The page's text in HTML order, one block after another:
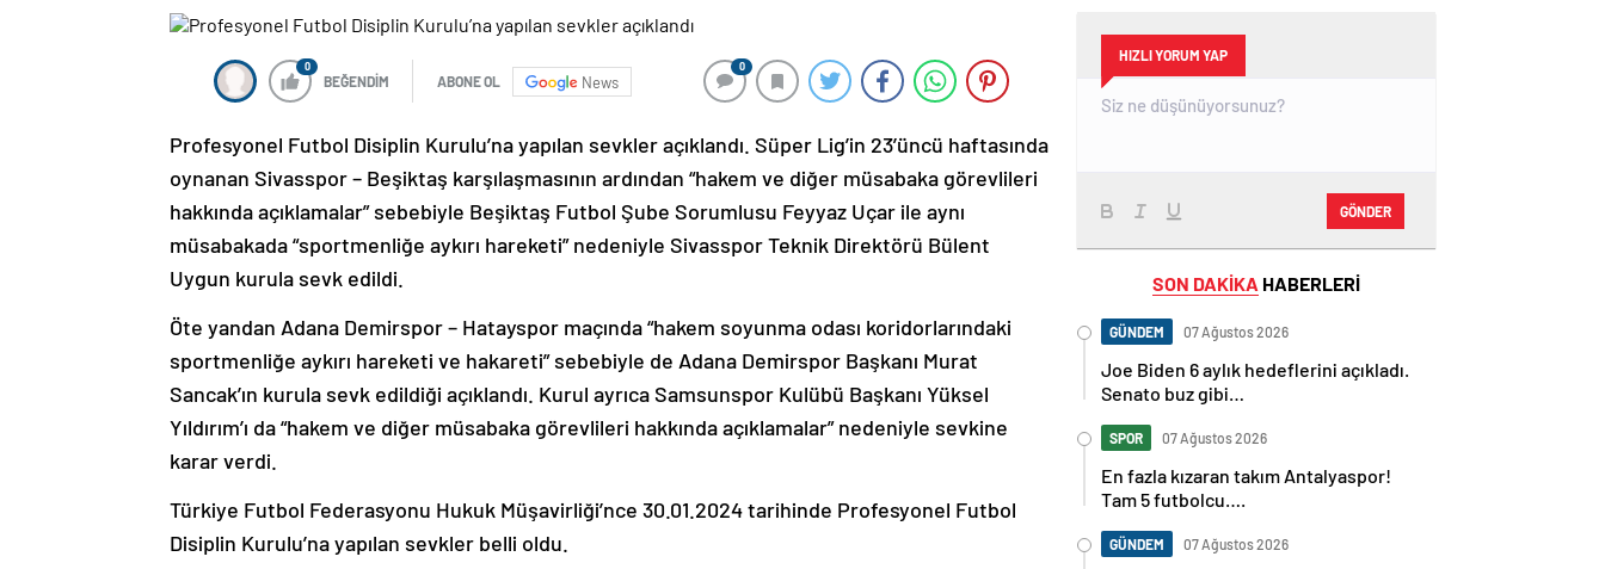
0
BEĞENDİM ABONE OL News
0
Profesyonel Futbol Disiplin Kurulu’na yapılan sevkler açıklandı. Süper Lig’in 23’üncü haftasında
oynanan Sivasspor – Beşiktaş karşılaşmasının ardından “hakem ve diğer müsabaka görevlileri
hakkında açıklamalar” sebebiyle Beşiktaş Futbol Şube Sorumlusu Feyyaz Uçar ile aynı
müsabakada “sportmenliğe aykırı hareketi” nedeniyle Sivasspor Teknik Direktörü Bülent
Uygun kurula sevk edildi.
Öte yandan Adana Demirspor – Hatayspor maçında “hakem soyunma odası koridorlarındaki
sportmenliğe aykırı hareketi ve hakareti” sebebiyle de Adana Demirspor Başkanı Murat
Sancak’ın kurula sevk edildiği açıklandı. Kurul ayrıca Samsunspor Kulübü Başkanı Yüksel
Yıldırım’ı da “hakem ve diğer müsabaka görevlileri hakkında açıklamalar” nedeniyle sevkine
karar verdi.
Türkiye Futbol Federasyonu Hukuk Müşavirliği’nce 30.01.2024 tarihinde Profesyonel Futbol
Disiplin Kurulu’na yapılan sevkler belli oldu.
HIZLI YORUM YAP
GÖNDER
SON DAKİKA HABERLERİ
GÜNDEM 07 Ağustos 2026
Joe Biden 6 aylık hedeflerini açıkladı.
Senato buz gibi…
SPOR 07 Ağustos 2026
En fazla kızaran takım Antalyaspor!
Tam 5 futbolcu….
GÜNDEM 07 Ağustos 2026